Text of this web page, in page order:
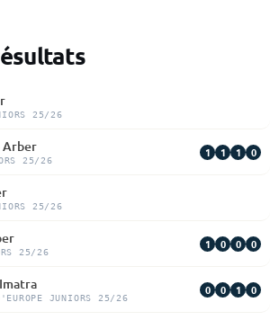
25/26
Arber
25/26
1 1 1 0
25/26
25/26
1 0 0 0
JUNIORS 25/26
0 0 1 0